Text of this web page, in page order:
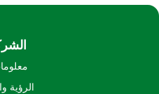
الرؤية